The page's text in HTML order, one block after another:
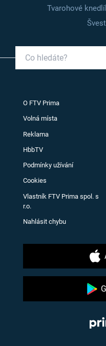
Tvarohové
O FTV Prima
Volná místa
Reklama
HbbTV
Podmínky užívání
Cookies
Vlastník FTV Prima spol. s
r.o.
Nahlásit chybu